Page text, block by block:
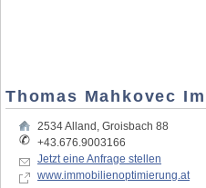
Thomas Mahkovec
2534Alland , Groisbach 88
+43.676.9003166
Jetzt eine Anfrage stellen
www.immobilienoptimierung.at